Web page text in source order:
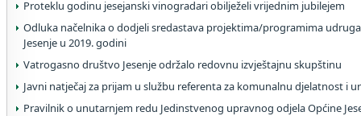
Proteklu godinu jesejanski vinogradari obilježeli vrijednim jubilejem
Odluka načelnika o dodjeli sredastava projektima/programima
Jesenje u 2019. godini
Vatrogasno društvo Jesenje održalo redovnu izvještajnu skupštinu
Javni natječaj za prijam u službu referenta za komunalnu djelatnost i
Pravilnik o unutarnjem redu Jedinstvenog upravnog odjela Općine